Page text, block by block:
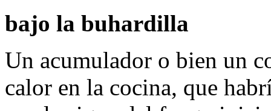
bajo la buhardilla
Un acumulador o bien un
calor en la cocina, que